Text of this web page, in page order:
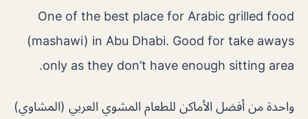
One of the best place for Arabic grilled food
(mashawi) in Abu Dhabi. Good for take aways
only as they don’t have enough sitting area.
واحدة من أفضل الأماكن للطعام المشوي العربي (المشاوي)